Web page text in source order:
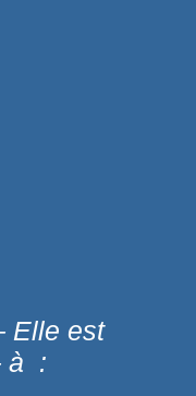
Elle est
à :